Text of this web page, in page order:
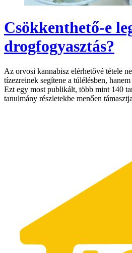
Csökkenthető-e
drogfogyasztás?
Az orvosi kannabisz elérhetővé tétele
tízezreinek segítene a túlélésben,
Ezt egy most publikált, több mint 140
tanulmány részletekbe menően